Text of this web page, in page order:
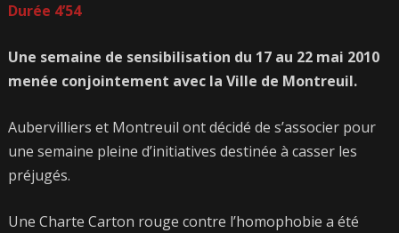
Durée 4’54
Une semaine de sensibilisation du 17 au 22 mai 2010
menée conjointement avec la Ville de Montreuil.
Aubervilliers et Montreuil ont décidé de s’associer pour
une semaine pleine d’initiatives destinée à casser les
préjugés.
Une Charte Carton rouge contre l’homophobie a été